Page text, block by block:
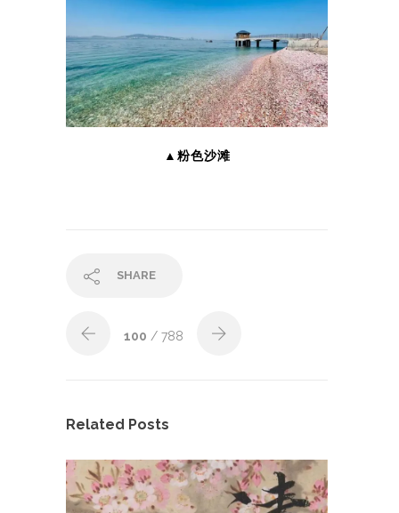
▲粉色沙滩
SHARE
100 / 788
Related Posts